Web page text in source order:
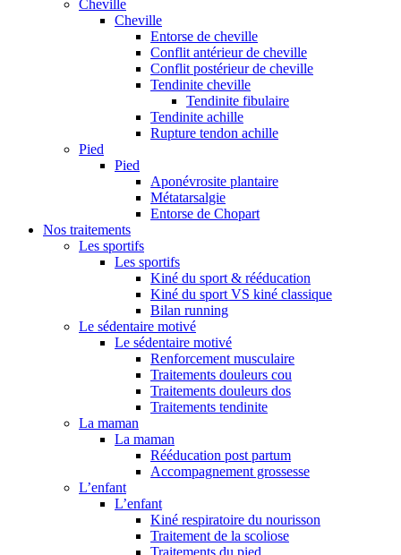
Cheville
Cheville
Entorse de cheville
Conflit antérieur de cheville
Conflit postérieur de cheville
Tendinite cheville
Tendinite fibulaire
Tendinite achille
Rupture tendon achille
Pied
Pied
Aponévrosite plantaire
Métatarsalgie
Entorse de Chopart
Nos traitements
Les sportifs
Les sportifs
Kiné du sport & rééducation
Kiné du sport VS kiné classique
Bilan running
Le sédentaire motivé
Le sédentaire motivé
Renforcement musculaire
Traitements douleurs cou
Traitements douleurs dos
Traitements tendinite
La maman
La maman
Rééducation post partum
Accompagnement grossesse
L’enfant
L’enfant
Kiné respiratoire du nourisson
Traitement de la scoliose
Traitements du pied